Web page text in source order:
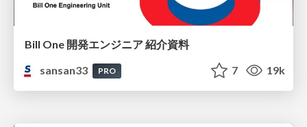
Bill One 開発エンジニア 紹介資料
sansan33
PRO 7 19k